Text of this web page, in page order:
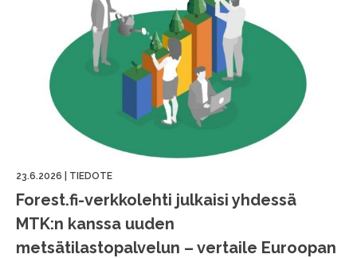
23.6.2026 TIEDOTE
Forest.fi-verkkolehti julkaisi yhdessä
MTK:n kanssa uuden
metsätilastopalvelun – vertaile Euroopan